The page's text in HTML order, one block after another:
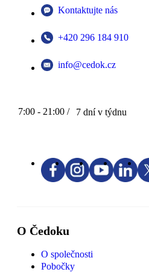
Kontaktujte nás
+420 296 184 910
info@cedok.cz
7:00 - 21:00 / 7 dní v týdnu
O Čedoku
O společnosti
Pobočky